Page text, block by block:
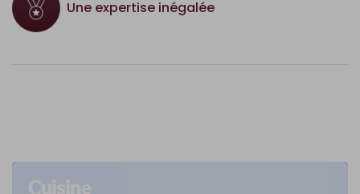
Une expertise inégalée